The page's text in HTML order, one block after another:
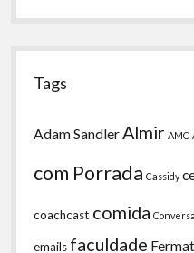
Tags
Adam Sandler Almir AMC
com Porrada Cassidy
coachcast comida
emails faculdade